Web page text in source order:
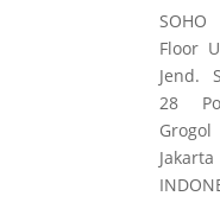
Floor
Jend.
28